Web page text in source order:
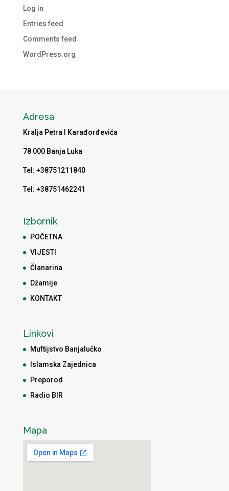
Log in
Entries feed
Comments feed
WordPress.org
Adresa
Kralja Petra I Karađorđevića
78 000 Banja Luka
Tel: +38751211840
Tel: +38751462241
Izbornik
POČETNA
VIJESTI
Članarina
Džamije
KONTAKT
Linkovi
Muftijstvo Banjalučko
Islamska Zajednica
Preporod
Radio BIR
Mapa